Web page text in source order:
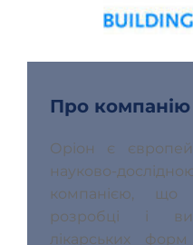
Про
Оріон є
науково-
компанією, що
розробці і
лікарських